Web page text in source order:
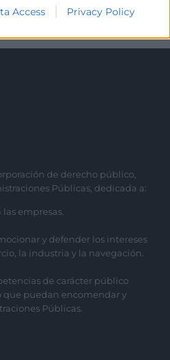
Access Privacy Policy
de Privacidad
de derecho público,
Públicas, dedicada a:
las empresas.
y defender los intereses
la industria y la navegación.
de carácter público
que puedan encomendar y
Públicas.